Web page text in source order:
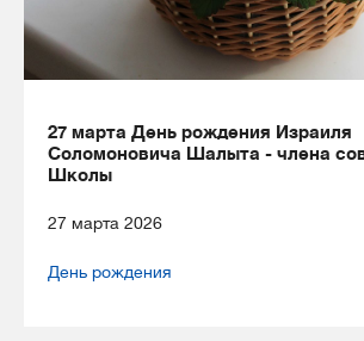
27 марта День рождения Израиля
Соломоновича Шалыта - члена
Школы
27 марта 2026
День рождения